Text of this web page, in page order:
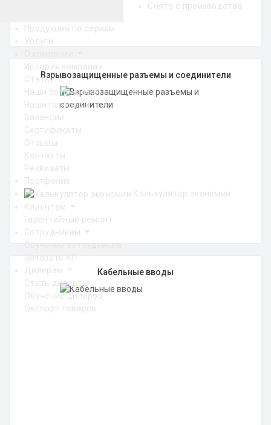
Снято с производства
Продукция по сериям
Услуги
История компании
Статьи
Наши сотрудники
Наши партнеры
Вакансии
Сертификаты
Отзывы
Контакты
Реквизиты
Портфолио
Калькулятор экономии
Клиентам
Гарантийный ремонт
Сотрудникам
Обучение сотрудников
Заказать КП
Дилерам
Стать дилером
Обучение дилеров
Экспорт товаров
Взрывозащищенные разъемы и соединители
Кабельные вводы